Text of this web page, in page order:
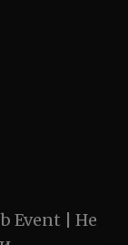
Event | Не